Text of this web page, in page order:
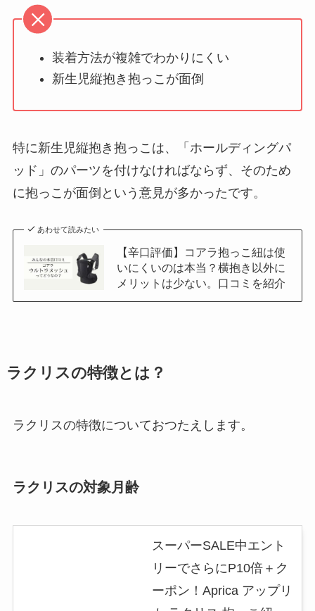
装着方法が複雑でわかりにくい
新生児縦抱き抱っこが面倒
特に新生児縦抱き抱っこは、「ホールディングパ
ッド」のパーツを付けなければならず、そのため
に抱っこが面倒という意見が多かったです。
あわせて読みたい
【辛口評価】コアラ抱っこ紐は使
いにくいのは本当？横抱き以外に
メリットは少ない。口コミを紹介
ラクリスの特徴とは？
ラクリスの特徴についておつたえします。
ラクリスの対象月齢
スーパーSALE中エント
リーでさらにP10倍＋ク
ーポン！Aprica アップリ